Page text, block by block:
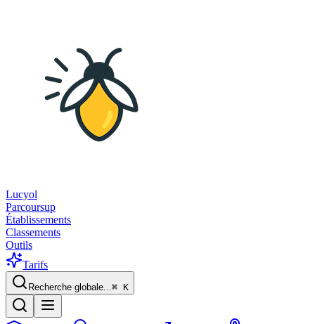
Lucyol
Parcoursup
Établissements
Classements
Outils
Tarifs
Recherche globale...⌘ K